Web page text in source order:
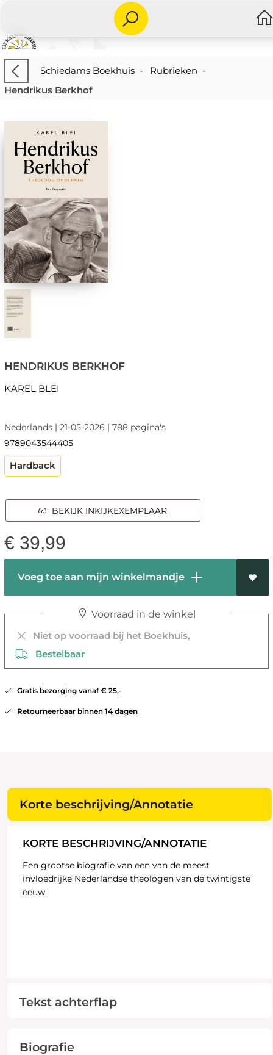
Schiedams Boekhuis- Rubrieken -
Hendrikus Berkhof
HENDRIKUS BERKHOF
KAREL BLEI
Nederlands | 21-05-2026 | 788 pagina's
9789043544405
Hardback
BEKIJK INKIJKEXEMPLAAR
€ 39,99
Voeg toe aan mijn winkelmandje
Voorraad in de winkel
Niet op voorraad bij het Boekhuis,
Bestelbaar
Gratis bezorging vanaf € 25,-
Retourneerbaar binnen 14 dagen
Korte beschrijving/Annotatie
KORTE BESCHRIJVING/ANNOTATIE
Een grootse biografie van een van de meest
invloedrijke Nederlandse theologen van de twintigste
eeuw.
Tekst achterflap
Biografie